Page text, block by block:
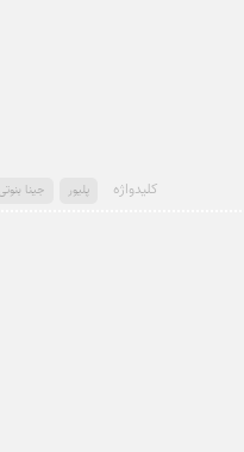
کلید‌واژه پلیور جینا